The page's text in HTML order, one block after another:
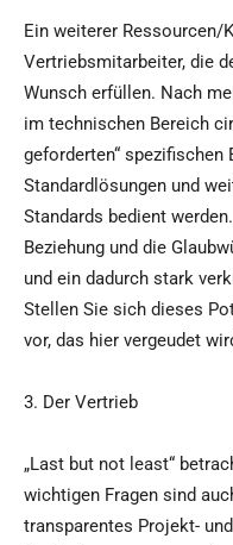
Ein weiterer Ressourcen/
Vertriebsmitarbeiter, die
Wunsch erfüllen. Nach
im technischen Bereich
geforderten“ spezifischen
Standardlösungen und
Standards bedient
Beziehung und die
und ein dadurch stark
Stellen Sie sich dieses
vor, das hier vergeudet
3. Der Vertrieb
„Last but not least“
wichtigen Fragen sind
transparentes Projekt-